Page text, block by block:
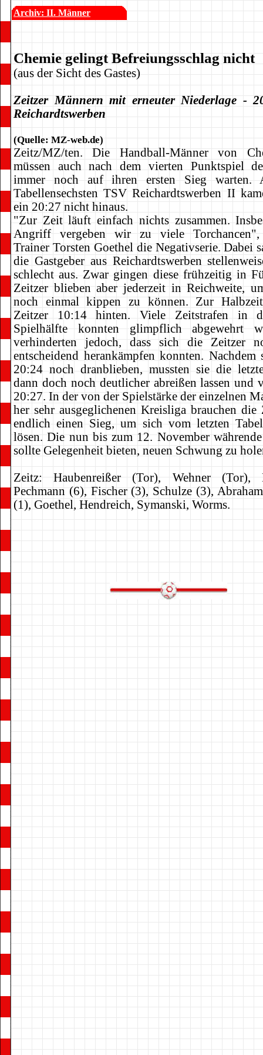
Archiv: II. Männer
Chemie gelingt Befreiungsschlag nicht
(aus der Sicht des Gastes)
Zeitzer Männern mit erneuter Niederlage -
Reichardtswerben
(Quelle: MZ-web.de)
Zeitz/MZ/ten. Die Handball-Männer von
müssen auch nach dem vierten Punktspiel
immer noch auf ihren ersten Sieg warten.
Tabellensechsten TSV Reichardtswerben II
ein 20:27 nicht hinaus.
"Zur Zeit läuft einfach nichts zusammen.
Angriff vergeben wir zu viele Torchancen",
Trainer Torsten Goethel die Negativserie. Dabei
die Gastgeber aus Reichardtswerben
schlecht aus. Zwar gingen diese frühzeitig in
Zeitzer blieben aber jederzeit in Reichweite,
noch einmal kippen zu können. Zur
Zeitzer 10:14 hinten. Viele Zeitstrafen in
Spielhälfte konnten glimpflich abgewehrt
verhinderten jedoch, dass sich die Zeitzer
entscheidend herankämpfen konnten. Nachdem
20:24 noch dranblieben, mussten sie die
dann doch noch deutlicher abreißen lassen und
20:27. In der von der Spielstärke der einzelnen
her sehr ausgeglichenen Kreisliga brauchen die
endlich einen Sieg, um sich vom letzten
lösen. Die nun bis zum 12. November
sollte Gelegenheit bieten, neuen Schwung zu
Zeitz: Haubenreißer (Tor), Wehner (Tor),
Pechmann (6), Fischer (3), Schulze (3),
(1), Goethel, Hendreich, Symanski, Worms.